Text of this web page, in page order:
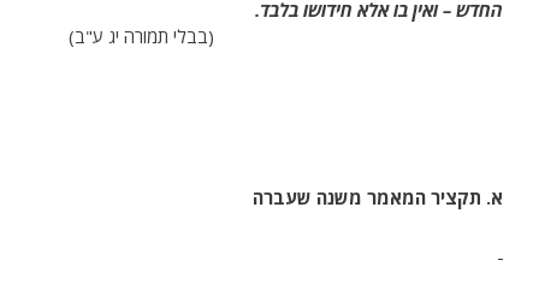
החדש – ואין בו אלא חידושו בלבד.
(בבלי תמורה יג ע"ב)
א. תקציר המאמר משנה שעברה